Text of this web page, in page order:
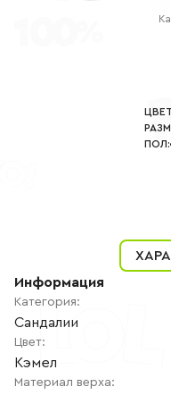
+7
АВТОРИЗАЦИЯ
РЕГИСТРАЦИЯ
ПОЛ:
Информация
Категория:
Сандалии
Цвет:
Кэмел
Материал верха: